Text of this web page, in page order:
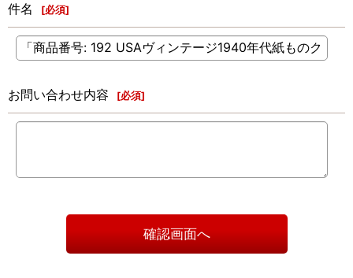
件名 [必須]
お問い合わせ内容 [必須]
確認画面へ